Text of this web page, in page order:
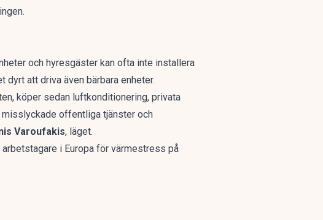
och hyresgäster kan ofta inte installera
att driva även bärbara enheter.
köper sedan luftkonditionering, privata
misslyckade offentliga tjänster och
Varoufakis, läget.
i Europa för värmestress på